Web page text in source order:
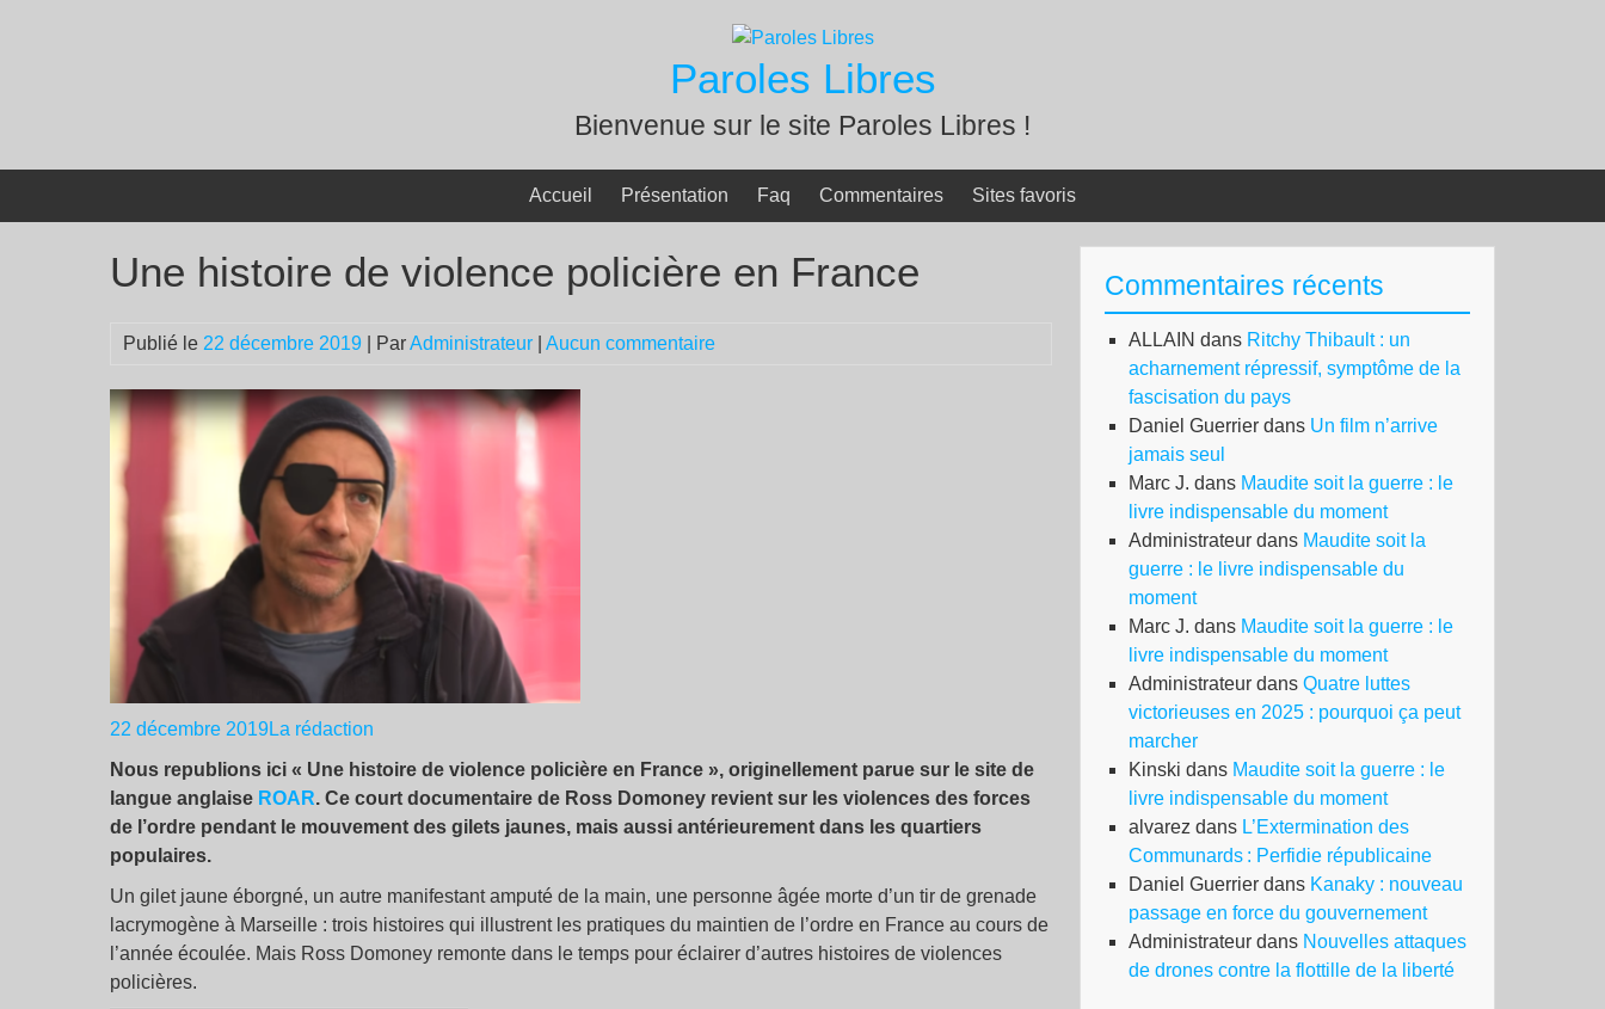
Paroles Libres
Bienvenue sur le site Paroles Libres !
Accueil Présentation Faq Commentaires Sites favoris
Une histoire de violence policière en France
Publié le 22 décembre 2019 | ParAdministrateur Aucun commentaire
22 décembre 2019La rédaction
Nous republions ici « Une histoire de violence policière en France », originellement parue sur le site de
langue anglaise ROAR. Ce court documentaire de Ross Domoney revient sur les violences des forces
de l’ordre pendant le mouvement des gilets jaunes, mais aussi antérieurement dans les quartiers
populaires.
Un gilet jaune éborgné, un autre manifestant amputé de la main, une personne âgée morte d’un tir de grenade
lacrymogène à Marseille : trois histoires qui illustrent les pratiques du maintien de l’ordre en France au cours de
l’année écoulée. Mais Ross Domoney remonte dans le temps pour éclairer d’autres histoires de violences
policières.
Commentaires récents
ALLAIN dans Ritchy Thibault : un
acharnement répressif, symptôme de la
fascisation du pays
Daniel Guerrier dans Un film n’arrive
jamais seul
Marc J. dans Maudite soit la guerre : le
livre indispensable du moment
Administrateur dans Maudite soit la
guerre : le livre indispensable du
moment
Marc J. dans Maudite soit la guerre : le
livre indispensable du moment
Administrateur dans Quatre luttes
victorieuses en 2025 : pourquoi ça peut
marcher
Kinski dans Maudite soit la guerre : le
livre indispensable du moment
alvarez dans L’Extermination des
Communards : Perfidie républicaine
Daniel Guerrier dans Kanaky : nouveau
passage en force du gouvernement
Administrateur dans Nouvelles attaques
de drones contre la flottille de la liberté